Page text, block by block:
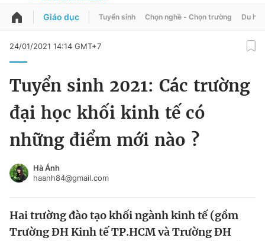
QUẢNG CÁO ĐẶT BÁO
Chuyên mục
Chào ngày mới
Video Magazine
Đổi mật khẩu
Tin đã lưu
Tin đã xem
Đăng xuất
Giáo dục Tuyển sinh Chọn nghề - Chọn trường Du học
24/01/2021 14:14 GMT+7
Tuyển sinh 2021: Các trường
đại học khối kinh tế có
những điểm mới nào ?
Hà Ánh
haanh84@gmail.com
Hai trường đào tạo khối ngành kinh tế (gồm
Trường ĐH Kinh tế TP.HCM và Trường ĐH